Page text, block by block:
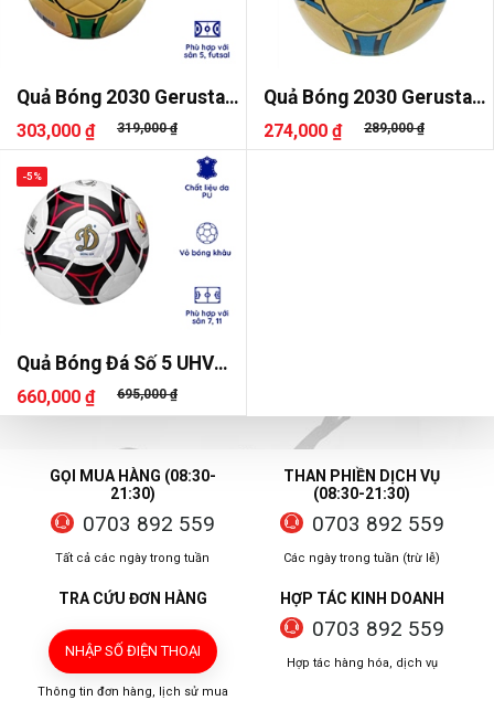
Quả Bóng 2030 Gerustar
Dán Sala
303,000 ₫ 319,000 ₫
Quả Bóng 2030 Gerustar
Dán
274,000 ₫ 289,000 ₫
Quả Bóng Đá Số 5 UHV
2.16
660,000 ₫ 695,000 ₫
-5%
GỌI MUA HÀNG (08:30-
21:30)
0703 892 559
Tất cả các ngày trong tuần
THAN PHIỀN DỊCH VỤ
(08:30-21:30)
0703 892 559
Các ngày trong tuần (trừ lễ)
TRA CỨU ĐƠN HÀNG
NHẬP SỐ ĐIỆN THOẠI
Thông tin đơn hàng, lịch sử mua
HỢP TÁC KINH DOANH
0703 892 559
Hợp tác hàng hóa, dịch vụ